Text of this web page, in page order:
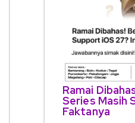
Ramai
Series Masih
Faktanya